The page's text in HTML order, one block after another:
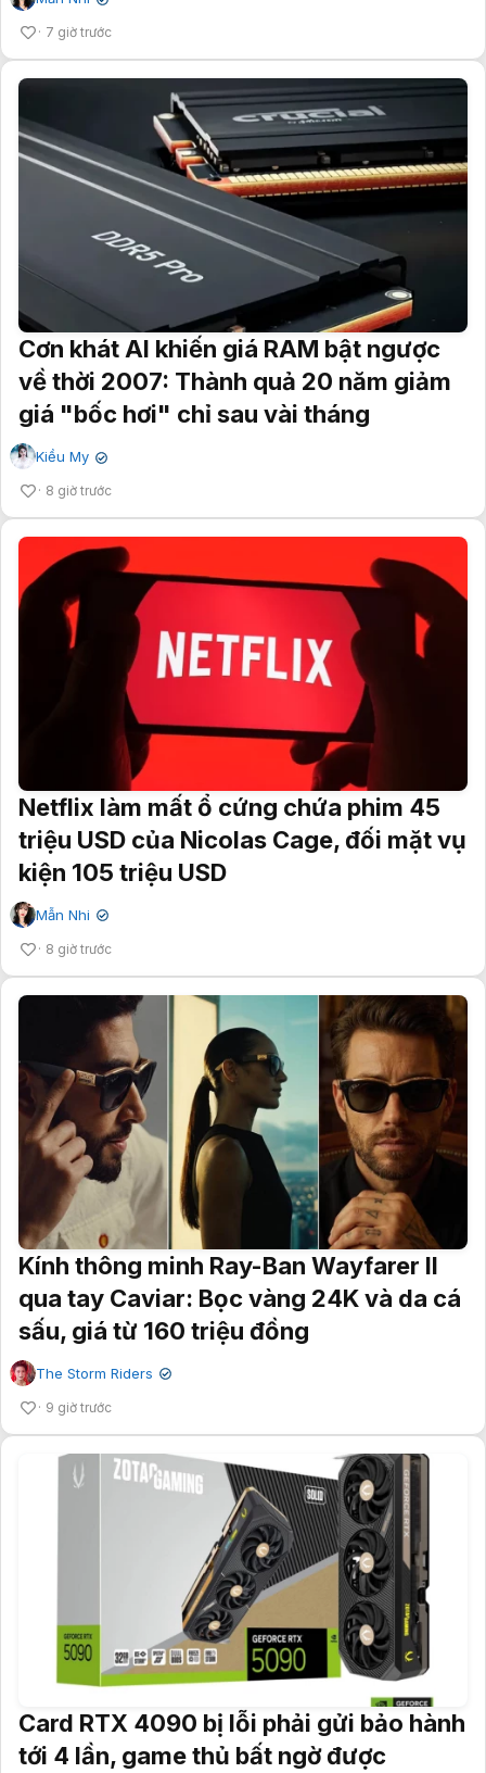
7 giờ trước
Cơn khát AI khiến giá RAM bật ngược
về thời 2007: Thành quả 20 năm giảm
giá "bốc hơi" chỉ sau vài tháng
Kiều My ✔
8 giờ trước
Netflix làm mất ổ cứng chứa phim 45
triệu USD của Nicolas Cage, đối mặt vụ
kiện 105 triệu USD
Mẫn Nhi ✔
8 giờ trước
Kính thông minh Ray-Ban Wayfarer II
qua tay Caviar: Bọc vàng 24K và da cá
sấu, giá từ 160 triệu đồng
The Storm Riders ✔
9 giờ trước
Card RTX 4090 bị lỗi phải gửi bảo hành
tới 4 lần, game thủ bất ngờ được